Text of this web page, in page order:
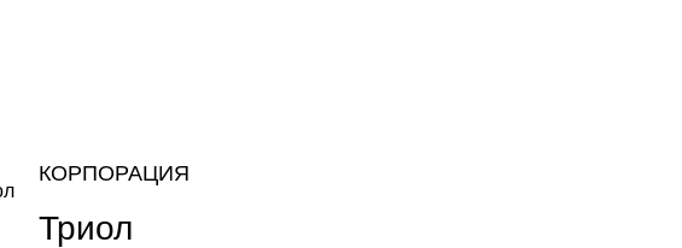
КОРПОРАЦИЯ
Триол